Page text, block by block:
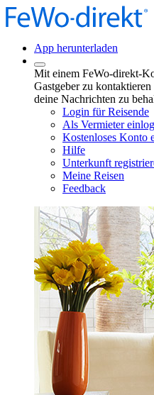
App herunterladen
Mit einem FeWo-direkt-
Gastgeber zu
deine Nachrichten zu
Login für Reisende
Als Vermieter
Kostenloses Konto
Hilfe
Unterkunft
Meine Reisen
Feedback